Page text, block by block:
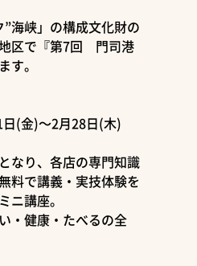
”海峡」の構成文化財の
区で『第7回 門司港
す。
(金)～2月28日(木)
なり、各店の専門知識
料で講義・実技体験を
ニ講座。
・健康・たべるの全